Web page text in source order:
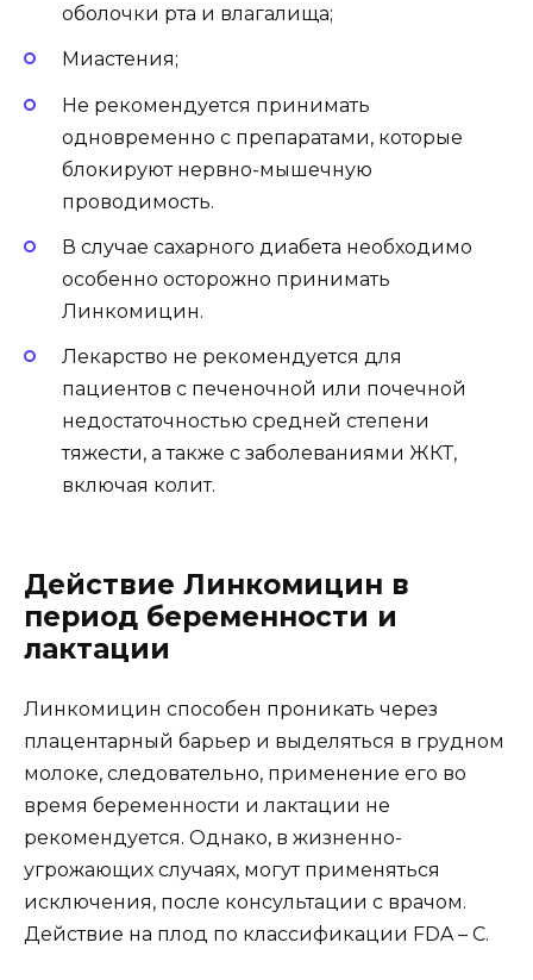
оболочки рта и влагалища;
Миастения;
Не рекомендуется принимать
одновременно с препаратами, которые
блокируют нервно-мышечную
проводимость.
В случае сахарного диабета необходимо
особенно осторожно принимать
Линкомицин.
Лекарство не рекомендуется для
пациентов с печеночной или почечной
недостаточностью средней степени
тяжести, а также с заболеваниями ЖКТ,
включая колит.
Действие Линкомицин в
период беременности и
лактации
Линкомицин способен проникать через
плацентарный барьер и выделяться в грудном
молоке, следовательно, применение его во
время беременности и лактации не
рекомендуется. Однако, в жизненно-
угрожающих случаях, могут применяться
исключения, после консультации с врачом.
Действие на плод по классификации FDA – C.